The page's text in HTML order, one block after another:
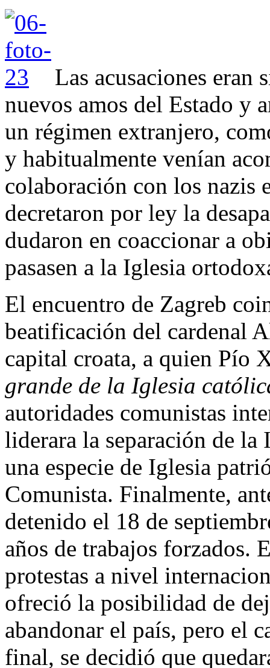
Las acusaciones eran
nuevos amos del Estado y
un régimen extranjero,
y habitualmente venían
colaboración con los nazis
decretaron por ley la
dudaron en coaccionar a
pasasen a la Iglesia
El encuentro de Zagreb
beatificación del cardenal
capital croata, a quien Pío
grande de la Iglesia
autoridades comunistas
liderara la separación de
una especie de Iglesia
Comunista. Finalmente,
detenido el 18 de
años de trabajos forzados.
protestas a nivel
ofreció la posibilidad de
abandonar el país, pero el
final, se decidió que